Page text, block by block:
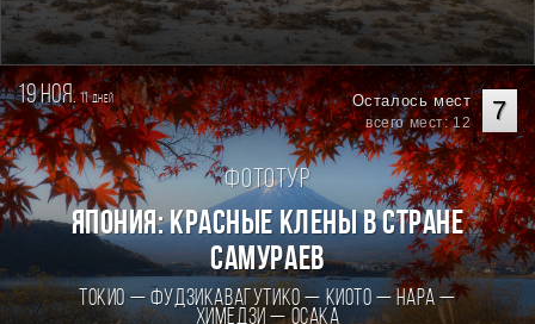
19 ноя.11дней 7
Осталось мест
всего мест: 12
Фототур
Япония: Красные клены в стране
самураев
Токио — Фудзикавагутико — Киото — Нара —
Химедзи — Осака